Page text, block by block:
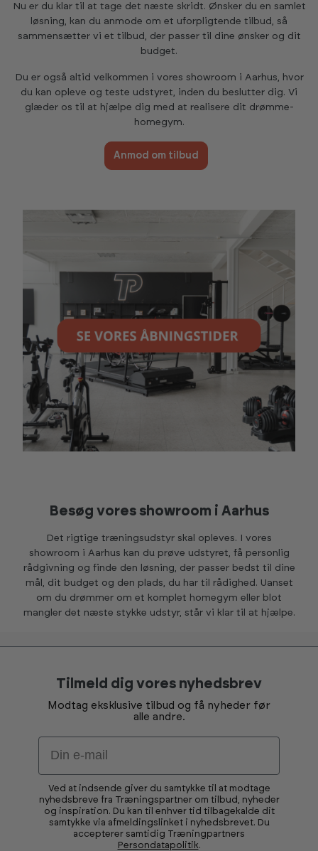
Nu er du klar til at tage det næste skridt. Ønsker du en samlet
løsning, kan du anmode om et uforpligtende tilbud, så
sammensætter vi et tilbud, der passer til dine ønsker og dit
budget.
Du er også altid velkommen i vores showroom i Aarhus, hvor
du kan opleve og teste udstyret, inden du beslutter dig. Vi
glæder os til at hjælpe dig med at realisere dit drømme-
homegym.
Anmod om tilbud
Besøg vores showroom i Aarhus
Det rigtige træningsudstyr skal opleves. I vores
showroom i Aarhus kan du prøve udstyret, få personlig
rådgivning og finde den løsning, der passer bedst til dine
mål, dit budget og den plads, du har til rådighed. Uanset
om du drømmer om et komplet homegym eller blot
mangler det næste stykke udstyr, står vi klar til at hjælpe.
Tilmeld dig vores nyhedsbrev
Modtag eksklusive tilbud og få nyheder før
alle andre.
Email
Ved at indsende giver du samtykke til at modtage
nyhedsbreve fra Træningspartner om tilbud, nyheder
og inspiration. Du kan til enhver tid tilbagekalde dit
samtykke via afmeldingslinket i nyhedsbrevet. Du
accepterer samtidig Træningpartners
Persondatapolitik.